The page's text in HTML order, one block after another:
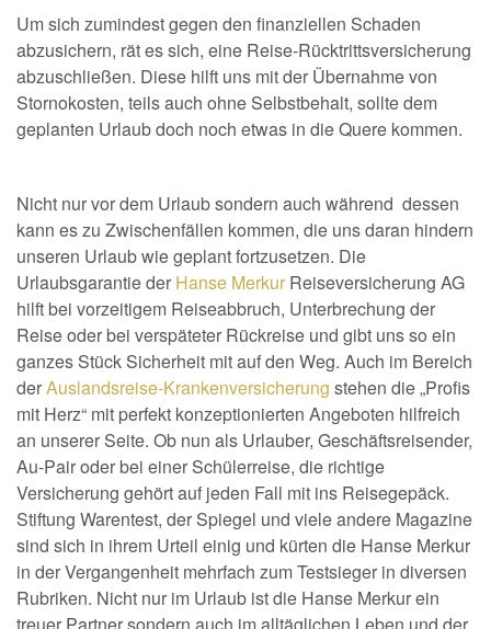
Um sich zumindest gegen den finanziellen Schaden
abzusichern, rät es sich, eine Reise-Rücktrittsversicherung
abzuschließen. Diese hilft uns mit der Übernahme von
Stornokosten, teils auch ohne Selbstbehalt, sollte dem
geplanten Urlaub doch noch etwas in die Quere kommen.
Nicht nur vor dem Urlaub sondern auch während dessen
kann es zu Zwischenfällen kommen, die uns daran hindern
unseren Urlaub wie geplant fortzusetzen. Die
Urlaubsgarantie der Hanse Merkur Reiseversicherung AG
hilft bei vorzeitigem Reiseabbruch, Unterbrechung der
Reise oder bei verspäteter Rückreise und gibt uns so ein
ganzes Stück Sicherheit mit auf den Weg. Auch im Bereich
derAuslandsreise-Krankenversicherung stehen die „Profis
mit Herz“ mit perfekt konzeptionierten Angeboten hilfreich
an unserer Seite. Ob nun als Urlauber, Geschäftsreisender,
Au-Pair oder bei einer Schülerreise, die richtige
Versicherung gehört auf jeden Fall mit ins Reisegepäck.
Stiftung Warentest, der Spiegel und viele andere Magazine
sind sich in ihrem Urteil einig und kürten die Hanse Merkur
in der Vergangenheit mehrfach zum Testsieger in diversen
Rubriken. Nicht nur im Urlaub ist die Hanse Merkur ein